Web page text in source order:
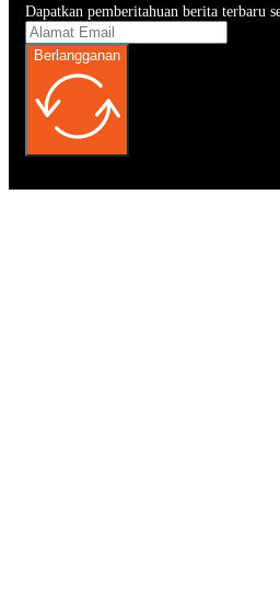
Dapatkan pemberitahuan berita terbaru
Berlangganan